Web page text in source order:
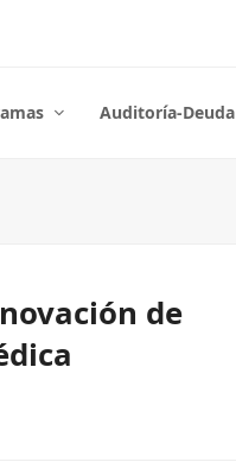
Auditoría-Deuda
de